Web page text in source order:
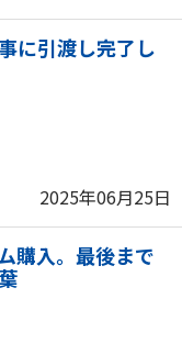
に引渡し完了し
2025年06月25日
購入。最後まで